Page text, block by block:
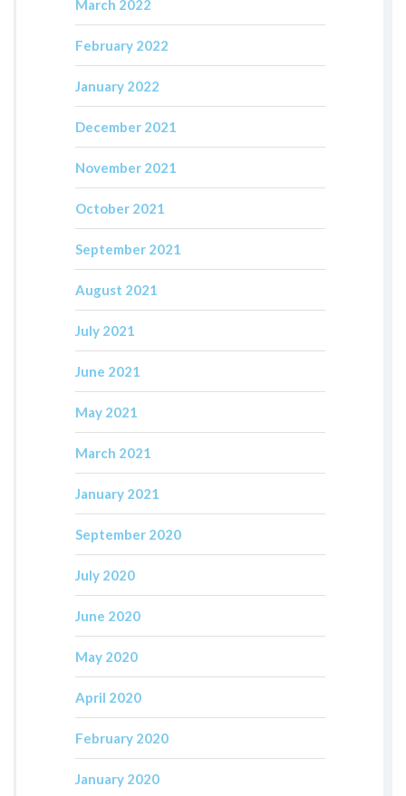
March 2022
February 2022
January 2022
December 2021
November 2021
October 2021
September 2021
August 2021
July 2021
June 2021
May 2021
March 2021
January 2021
September 2020
July 2020
June 2020
May 2020
April 2020
February 2020
January 2020